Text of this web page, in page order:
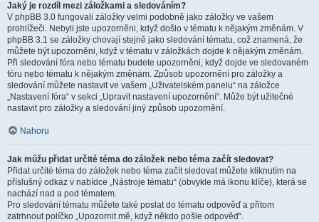
Jaký je rozdíl mezi záložkami a sledováním?
V phpBB 3.0 fungovali záložky velmi podobně jako záložky ve vašem
prohlížeči. Nebyli jste upozorněni, když došlo v tématu k nějakým změnám. V
phpBB 3.1 se záložky chovají stejně jako sledování tématu, což znamená, že
můžete být upozorněni, když v tématu v záložkách dojde k nějakým změnám.
Při sledování fóra nebo tématu budete upozorněni, když dojde ve sledovaném
fóru nebo tématu k nějakým změnám. Způsob upozornění pro záložky a
sledování můžete nastavit ve vašem „Uživatelském panelu“ na záložce
„Nastavení fóra“ v sekci „Upravit nastavení upozornění“. Může být užitečné
nastavit pro záložky a sledování jiný způsob upozornění.
Nahoru
Jak můžu přidat určité téma do záložek nebo téma začít sledovat?
Přidat určité téma do záložek nebo téma začít sledovat můžete kliknutím na
příslušný odkaz v nabídce „Nástroje tématu“ (obvykle má ikonu klíče), která se
nachází nad a pod tématem.
Pro sledování tématu můžete také poslat do tématu odpověď a přitom
zatrhnout políčko „Upozornit mě, když někdo pošle odpověď“.